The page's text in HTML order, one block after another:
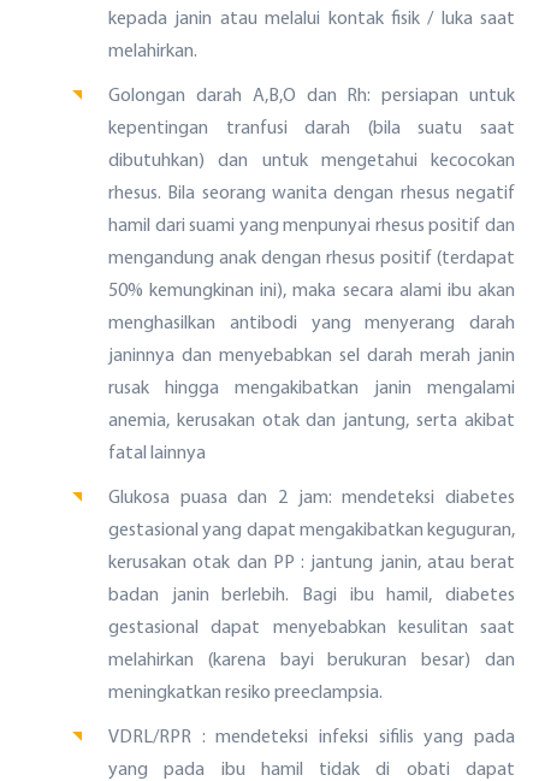
Sekilas YKP
Sejarah YKP bank bjb
Struktur Organisasi
Layanan Kesehatan
kepada janin atau melalui kontak fisik / luka saat
melahirkan.
Golongan darah A,B,O dan Rh: persiapan untuk
kepentingan tranfusi darah (bila suatu saat
dibutuhkan) dan untuk mengetahui kecocokan
rhesus. Bila seorang wanita dengan rhesus negatif
hamil dari suami yang menpunyai rhesus positif dan
mengandung anak dengan rhesus positif (terdapat
50% kemungkinan ini), maka secara alami ibu akan
menghasilkan antibodi yang menyerang darah
janinnya dan menyebabkan sel darah merah janin
rusak hingga mengakibatkan janin mengalami
anemia, kerusakan otak dan jantung, serta akibat
fatal lainnya
Glukosa puasa dan 2 jam: mendeteksi diabetes
gestasional yang dapat mengakibatkan keguguran,
kerusakan otak dan PP : jantung janin, atau berat
badan janin berlebih. Bagi ibu hamil, diabetes
gestasional dapat menyebabkan kesulitan saat
melahirkan (karena bayi berukuran besar) dan
meningkatkan resiko preeclampsia.
VDRL/RPR : mendeteksi infeksi sifilis yang pada
yang pada ibu hamil tidak di obati dapat